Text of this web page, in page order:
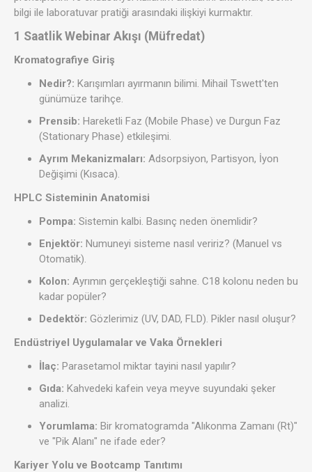
bilgi ile laboratuvar pratiği arasındaki ilişkiyi kurmaktır.
1 Saatlik Webinar Akışı (Müfredat)
Kromatografiye Giriş
Nedir?: Karışımları ayırmanın bilimi. Mihail Tswett'ten
günümüze tarihçe.
Prensib: Hareketli Faz (Mobile Phase) ve Durgun Faz
(Stationary Phase) etkileşimi.
Ayrım Mekanizmaları: Adsorpsiyon, Partisyon, İyon
Değişimi (Kısaca).
HPLC Sisteminin Anatomisi
Pompa: Sistemin kalbi. Basınç neden önemlidir?
Enjektör: Numuneyi sisteme nasıl veririz? (Manuel vs
Otomatik).
Kolon: Ayrımın gerçekleştiği sahne. C18 kolonu neden bu
kadar popüler?
Dedektör: Gözlerimiz (UV, DAD, FLD). Pikler nasıl oluşur?
Endüstriyel Uygulamalar ve Vaka Örnekleri
İlaç: Parasetamol miktar tayini nasıl yapılır?
Gıda: Kahvedeki kafein veya meyve suyundaki şeker
analizi.
Yorumlama: Bir kromatogramda "Alıkonma Zamanı (Rt)"
ve "Pik Alanı" ne ifade eder?
Kariyer Yolu ve Bootcamp Tanıtımı